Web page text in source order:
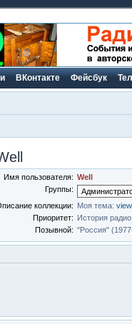
ВКонтакте Фейсбук
Имя пользователя: Well
Группы:
коллекции: Моя тема:
Приоритет: История
Позывной: "Россия"